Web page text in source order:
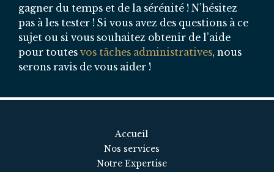
gagner du temps et de la sérénité ! N’hésitez
pas à les tester ! Si vous avez des questions à ce
sujet ou si vous souhaitez obtenir de l’aide
pour toutes vos tâches administratives, nous
serons ravis de vous aider !
Accueil
Nos services
Notre Expertise